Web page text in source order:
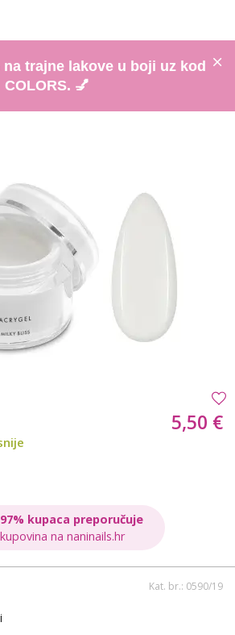
na trajne lakove u boji uz kod
COLORS. 💅
5,50 €
97% kupaca preporučuje
kupovina na naninails.hr
Kat. br.: 0590/19